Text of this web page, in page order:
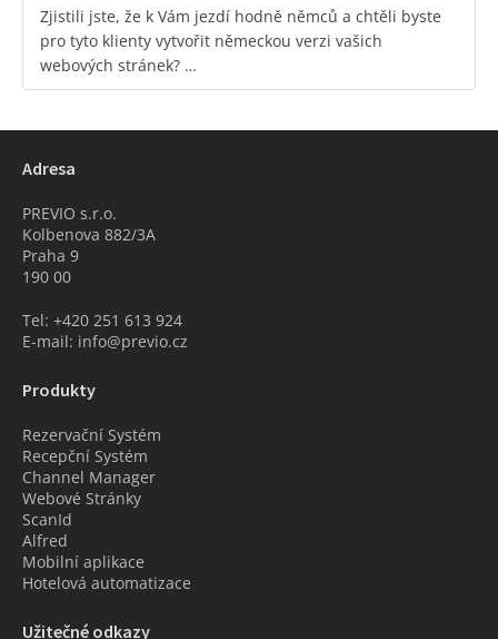
Zjistili jste, že k Vám jezdí hodně němců a chtěli byste
pro tyto klienty vytvořit německou verzi vašich
webových stránek? …
Adresa
PREVIO s.r.o.
Kolbenova 882/3A
Praha 9
190 00
Tel: +420 251 613 924
E-mail: info@previo.cz
Produkty
Rezervační Systém
Recepční Systém
Channel Manager
Webové Stránky
ScanId
Alfred
Mobilní aplikace
Hotelová automatizace
Užitečné odkazy